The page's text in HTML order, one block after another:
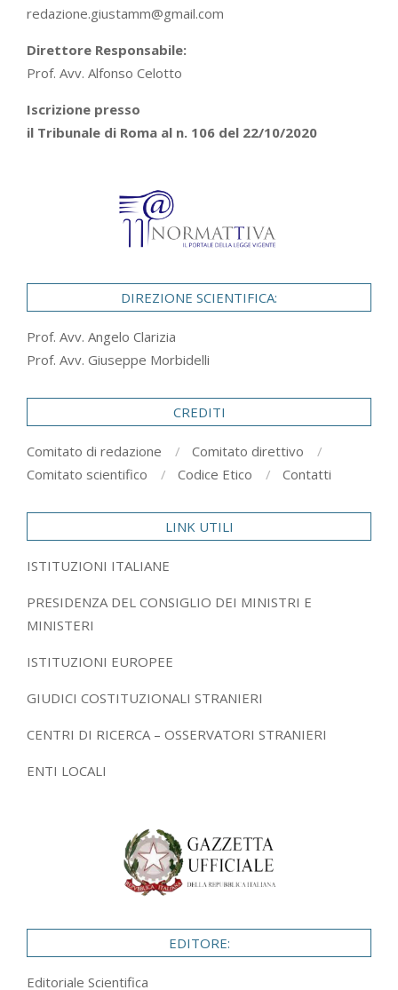
redazione.giustamm@gmail.com
Direttore Responsabile:
Prof. Avv. Alfonso Celotto
Iscrizione presso
il Tribunale di Roma al n. 106 del 22/10/2020
DIREZIONE SCIENTIFICA:
Prof. Avv. Angelo Clarizia
Prof. Avv. Giuseppe Morbidelli
CREDITI
Comitato di redazione
Comitato direttivo
Comitato scientifico
Codice Etico Contatti
LINK UTILI
ISTITUZIONI ITALIANE
PRESIDENZA DEL CONSIGLIO DEI MINISTRI E
MINISTERI
ISTITUZIONI EUROPEE
GIUDICI COSTITUZIONALI STRANIERI
CENTRI DI RICERCA – OSSERVATORI STRANIERI
ENTI LOCALI
EDITORE:
Editoriale Scientifica